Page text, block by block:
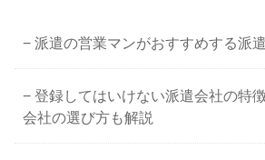
派遣の営業マンがおすすめする派
登録してはいけない派遣会社の特
会社の選び方も解説